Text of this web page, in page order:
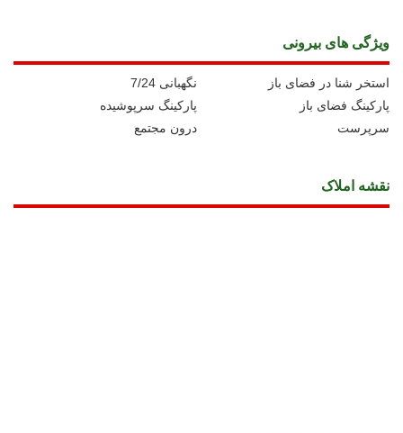
ویژگی های بیرونی
نگهبانی 7/24
استخر شنا در فضای باز
پارکینگ سرپوشیده
پارکینگ فضای باز
درون مجتمع
سرپرست
نقشه املاک